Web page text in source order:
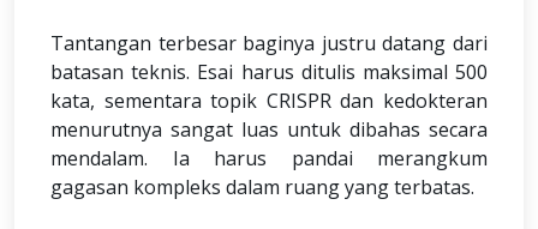
Tantangan terbesar baginya justru datang dari
batasan teknis. Esai harus ditulis maksimal 500
kata, sementara topik CRISPR dan kedokteran
menurutnya sangat luas untuk dibahas secara
mendalam. Ia harus pandai merangkum
gagasan kompleks dalam ruang yang terbatas.